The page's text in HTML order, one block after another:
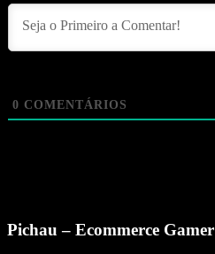
0 COMENTÁRIOS
Pichau – Ecommerce Gamer